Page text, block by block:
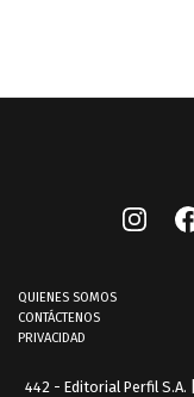
QUIENES SOMOS
CONTÁCTENOS
PRIVACIDAD
442 - Editorial Perfil S.A.